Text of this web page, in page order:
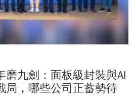
磨九劍：面板級封裝與AI
局，哪些公司正蓄勢待